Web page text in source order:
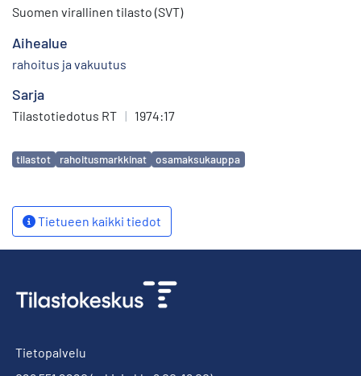
Suomen virallinen tilasto (SVT)
Aihealue
rahoitus ja vakuutus
Sarja
Tilastotiedotus RT | 1974:17
Avainsanat
tilastot rahoitusmarkkinat osamaksukauppa
Tietueen kaikki tiedot
Tietopalvelu